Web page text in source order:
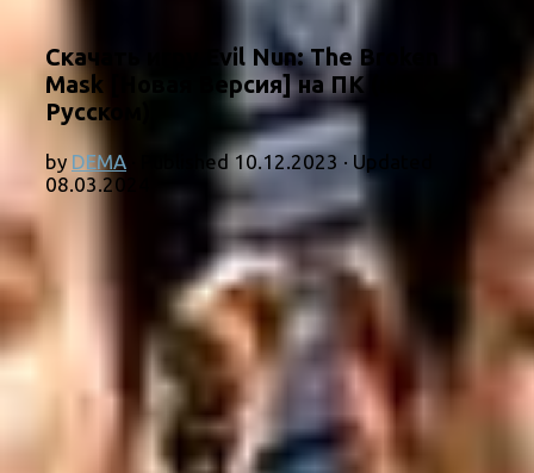
Скачать игру Evil Nun: The Broken
Mask [Новая Версия] на ПК (на
Русском)
by DEMA · Published 10.12.2023 · Updated
08.03.2024